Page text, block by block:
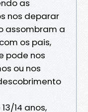
as
nos deparar
assombram a
os pais,
pode nos
ou nos
14 anos,